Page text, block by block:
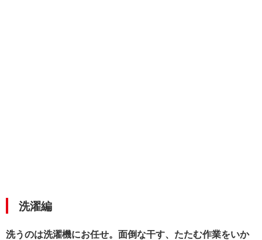
洗濯編
洗うのは洗濯機にお任せ。面倒な干す、たたむ作業をいか